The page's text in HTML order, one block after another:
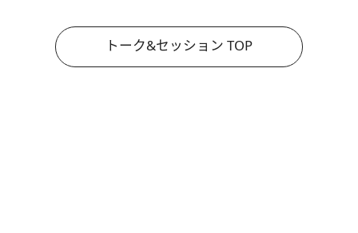
トーク&セッション TOP